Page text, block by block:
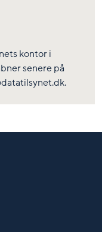
kontor i
senere på